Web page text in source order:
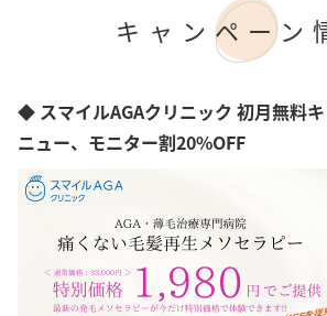
女性スタッフのみ
アートメイク
キャンペーン
◆ スマイルAGAクリニック 初月無料
ニュー、モニター割20%OFF